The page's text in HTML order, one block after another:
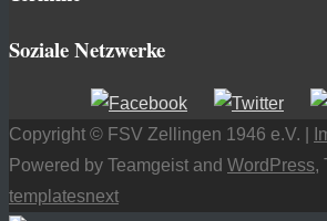
Soziale Netzwerke
Copyright © FSV Zellingen 1946 e.V. |
Powered by Teamgeist and WordPress,
templatesnext